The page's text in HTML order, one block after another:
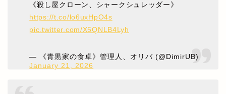
《殺し屋クローン、シャークシュレッダー》
https://t.co/lo6uxHpO4s
pic.twitter.com/X5QNLB4Lyh
— 《青黒家の食卓》管理人、オリバ (@DimirUB)
January 21, 2026